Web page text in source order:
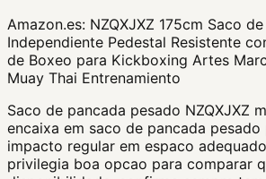
Amazon.es: NZQXJXZ 175cm Saco
Independiente Pedestal Resistente
de Boxeo para Kickboxing Artes
Muay Thai Entrenamiento
Saco de pancada pesado NZQXJXZ
encaixa em saco de pancada
impacto regular em espaco
privilegia boa opcao para comparar